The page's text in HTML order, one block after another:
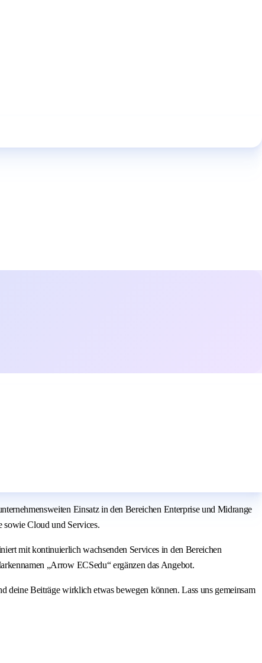
Einsatz in den Bereichen Enterprise und Midrange
sowie Cloud und Services.
mit kontinuierlich wachsenden Services in den Bereichen
„Arrow ECSedu“ ergänzen das Angebot.
Beiträge wirklich etwas bewegen können. Lass uns gemeinsam